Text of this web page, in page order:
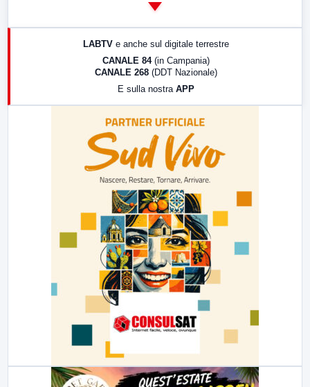
17:00 LabNews (replica)
LABTV e anche sul digitale terrestre
CANALE 84 (in Campania)
CANALE 268 (DDT Nazionale)
E sulla nostra APP